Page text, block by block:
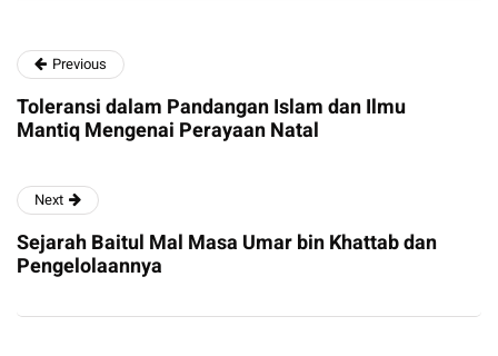
Previous
Toleransi dalam Pandangan Islam dan Ilmu
Mantiq Mengenai Perayaan Natal
Next
Sejarah Baitul Mal Masa Umar bin Khattab dan
Pengelolaannya